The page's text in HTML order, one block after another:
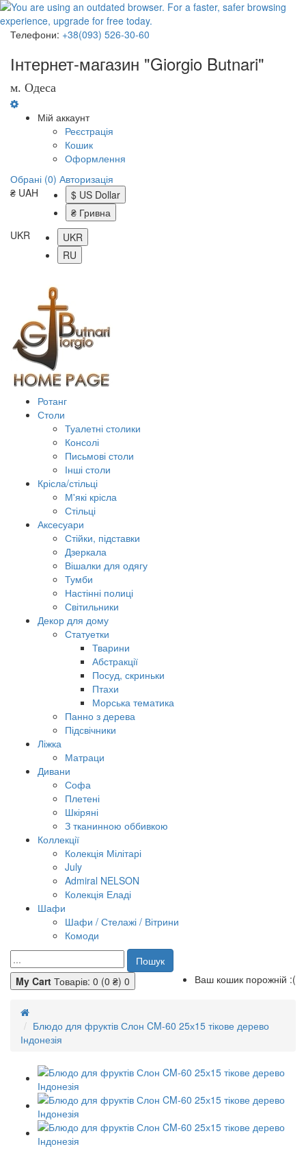
Телефони: +38(093) 526-30-60
Інтернет-магазин "Giorgio Butnari"
м. Одеса
Мій аккаунт
Реєстрація
Кошик
Оформлення
Обрані (0) Авторизація
₴ UAH
$ US Dollar
₴ Гривна
UKR
UKR
RU
Ротанг
Столи
Туалетні столики
Консолі
Письмові столи
Інші столи
Крісла/стільці
М'які крісла
Стільці
Аксесуари
Стійки, підставки
Дзеркала
Вішалки для одягу
Тумби
Настінні полиці
Світильники
Декор для дому
Статуетки
Тварини
Абстракції
Посуд, скриньки
Птахи
Морська тематика
Панно з дерева
Підсвічники
Ліжка
Матраци
Дивани
Софа
Плетені
Шкіряні
З тканинною оббивкою
Коллекції
Колекція Мілітарі
July
Admiral NELSON
Колекція Еладі
Шафи
Шафи / Стелажі / Вітрини
Комоди
Пошук
My Cart Товарів: 0 (0 ₴) 0 Ваш кошик порожній :(
Блюдо для фруктів Слон CM-60 25х15 тікове дерево
Індонезія